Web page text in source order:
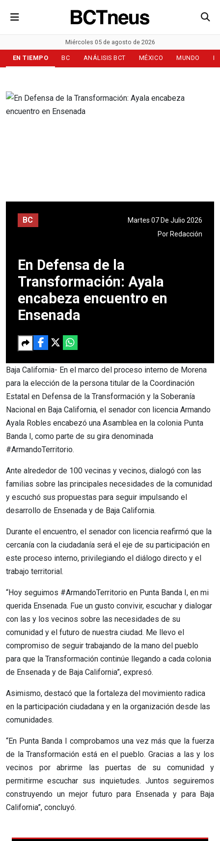
Miércoles 05 de agosto de 2026
EN TIEMPO BC ANÁLISIS BCT MÉXICO MUNDO
BC
Martes 07 De Julio 2026
Por Redacción
En Defensa de la
Transformación: Ayala
encabeza encuentro en
Ensenada
Baja California- En el marco del proceso interno de Morena
para la elección de la persona titular de la Coordinación
Estatal en Defensa de la Transformación y la Soberanía
Nacional en Baja California, el senador con licencia Armando
Ayala Robles encabezó una Asamblea en la colonia Punta
Banda I, como parte de su gira denominada
#ArmandoTerritorio.
Ante alrededor de 100 vecinas y vecinos, dialogó con las
familias sobre las principales necesidades de la comunidad
y escuchó sus propuestas para seguir impulsando el
desarrollo de Ensenada y de Baja California.
Durante el encuentro, el senador con licencia reafirmó que la
cercanía con la ciudadanía será el eje de su participación en
este proceso interno, privilegiando el diálogo directo y el
trabajo territorial.
“Hoy seguimos #ArmandoTerritorio en Punta Banda I, en mi
querida Ensenada. Fue un gusto convivir, escuchar y dialogar
con las y los vecinos sobre las necesidades de su
comunidad y el futuro de nuestra ciudad. Me llevo el
compromiso de seguir trabajando de la mano del pueblo
para que la Transformación continúe llegando a cada colonia
de Ensenada y de Baja California”, expresó.
Asimismo, destacó que la fortaleza del movimiento radica
en la participación ciudadana y en la organización desde las
comunidades.
“En Punta Banda I comprobamos una vez más que la fuerza
de la Transformación está en el pueblo. Gracias a las y los
vecinos por abrirme las puertas de su comunidad y
permitirme escuchar sus inquietudes. Juntos seguiremos
construyendo un mejor futuro para Ensenada y para Baja
California”, concluyó.